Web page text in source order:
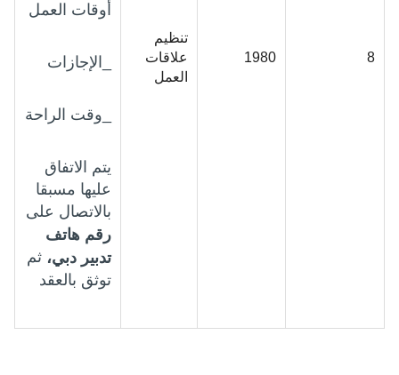
8
1980
تنظيم
علاقات
العمل
أوقات العمل
_الإجازات
_وقت الراحة
يتم الاتفاق
عليها مسبقا
بالاتصال على
رقم هاتف
تدبير دبي، ثم
توثق بالعقد